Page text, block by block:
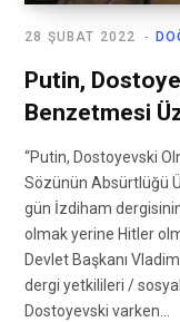
28 ŞUBAT 2022
Putin,
Benzetmesi
“Putin, Dostoyevski
Sözünün Absürtlüğü
gün İzdiham
olmak yerine Hitler
Devlet Başkanı
dergi yetkilileri /
Dostoyevski varken…